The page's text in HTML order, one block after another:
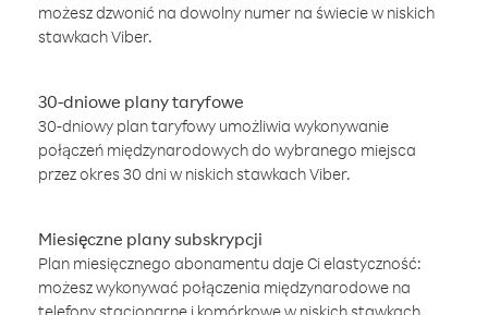
możesz dzwonić na dowolny numer na świecie w niskich
stawkach Viber.
30-dniowe plany taryfowe
30-dniowy plan taryfowy umożliwia wykonywanie
połączeń międzynarodowych do wybranego miejsca
przez okres 30 dni w niskich stawkach Viber.
Miesięczne plany subskrypcji
Plan miesięcznego abonamentu daje Ci elastyczność:
możesz wykonywać połączenia międzynarodowe na